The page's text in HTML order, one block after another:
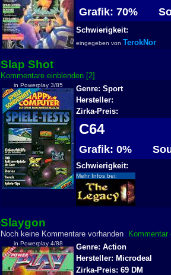
Grafik: 70%
Schwierigkeit:
eingegeben von TerokNor
Slap Shot
Kommentare einblenden [2]
in Powerplay 3/85
Genre: Sport
Hersteller:
Zirka-Preis:
C64
Grafik: 0%
Schwierigkeit:
Mehr Infos bei:
Slaygon
Noch keine Kommentare vorhanden
Kommentar
in Powerplay 4/88
Genre: Action
Hersteller: Microdeal
Zirka-Preis: 69 DM